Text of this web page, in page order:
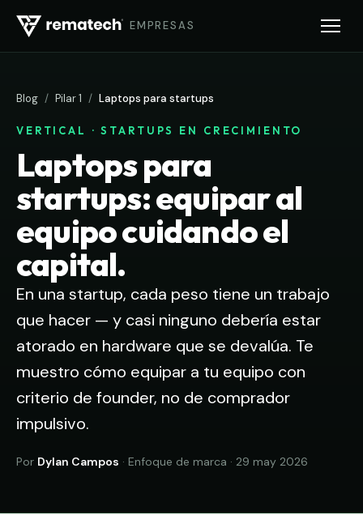
EMPRESAS
Blog / Pilar 1 / Laptops para startups
VERTICAL · STARTUPS EN CRECIMIENTO
Laptops para
startups: equipar al
equipo cuidando el
capital.
En una startup, cada peso tiene un trabajo
que hacer — y casi ninguno debería estar
atorado en hardware que se devalúa. Te
muestro cómo equipar a tu equipo con
criterio de founder, no de comprador
impulsivo.
Por Dylan Campos · Enfoque de marca · 29 may 2026